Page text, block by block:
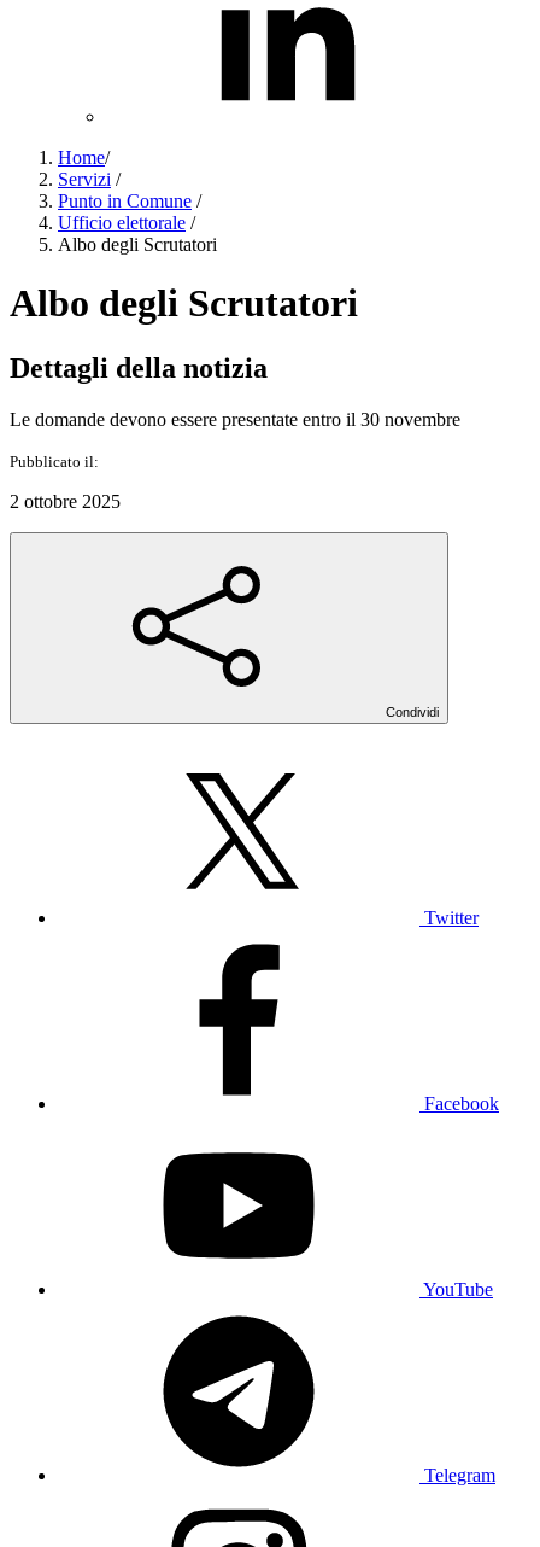
Home/
Servizi /
Punto in Comune /
Ufficio elettorale /
Albo degli Scrutatori
Albo degli Scrutatori
Dettagli della notizia
Le domande devono essere presentate entro il 30 novembre
Pubblicato il:
2 ottobre 2025
Condividi
Twitter
Facebook
YouTube
Telegram